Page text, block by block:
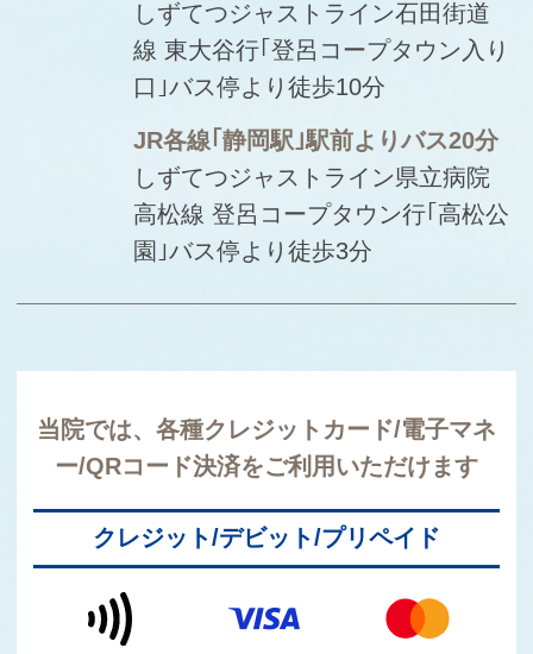
しずてつジャストライン石田街道
線 東大谷行｢登呂コープタウン入り
口｣バス停より徒歩10分
JR各線｢静岡駅｣駅前よりバス20分
しずてつジャストライン県立病院
高松線 登呂コープタウン行｢高松公
園｣バス停より徒歩3分
当院では、各種クレジットカード/電子マネ
ー/QRコード決済をご利用いただけます
クレジット/デビット/プリペイド